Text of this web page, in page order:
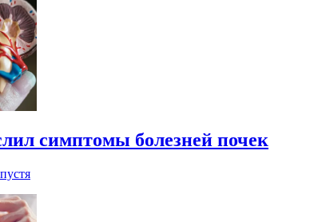
симптомы болезней почек